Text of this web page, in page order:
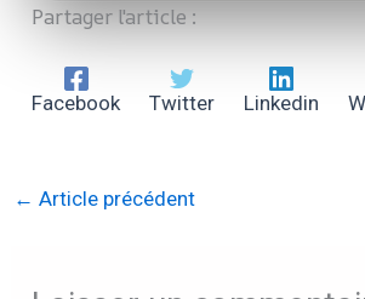
Partager l'article :
Facebook Twitter Linkedin
← Article précédent